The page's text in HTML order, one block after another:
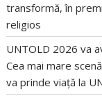
transformă, în
religios
UNTOLD 2026 va
Cea mai mare
va prinde viață la